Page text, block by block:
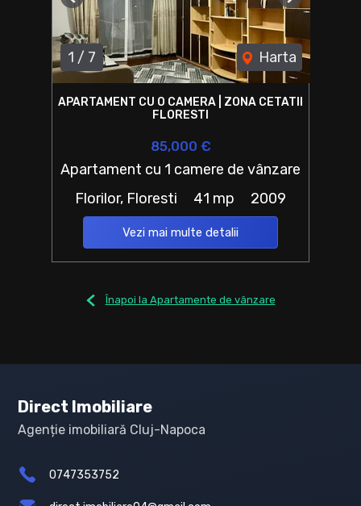
1 / 7 Harta
Previous Next
APARTAMENT CU O CAMERA | ZONA CETATII
FLORESTI
85,000 €
Apartament cu 1 camere de vânzare
Florilor, Floresti
41 mp 2009
Vezi mai multe detalii
Înapoi la Apartamente de vânzare
Direct Imobiliare
Agenție imobiliară Cluj-Napoca
0747353752